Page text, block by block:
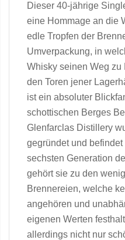
Dieser 40-jährige
eine Hommage an die
edle Tropfen der
Umverpackung, in
Whisky seinen Weg zu
den Toren jener
ist ein absoluter
schottischen Berges
Glenfarclas Distillery
gegründet und
sechsten Generation
gehört sie zu den
Brennereien, welche
angehören und
eigenen Werten
allerdings nicht nur